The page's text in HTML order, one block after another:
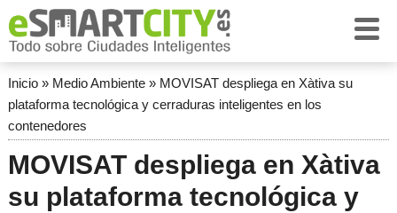
Inicio» Medio Ambiente» MOVISAT despliega en Xàtiva su
plataforma tecnológica y cerraduras inteligentes en los
contenedores
MOVISAT despliega en Xàtiva
su plataforma tecnológica y